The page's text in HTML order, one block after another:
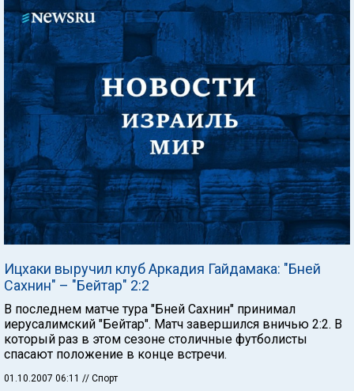
Ицхаки выручил клуб Аркадия Гайдамака: "Бней
Сахнин" – "Бейтар" 2:2
В последнем матче тура "Бней Сахнин" принимал
иерусалимский "Бейтар". Матч завершился вничью 2:2. В
который раз в этом сезоне столичные футболисты
спасают положение в конце встречи.
01.10.2007 06:11 // Спорт